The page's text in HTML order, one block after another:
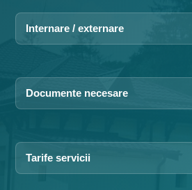
Internare / externare
Documente necesare
Tarife servicii